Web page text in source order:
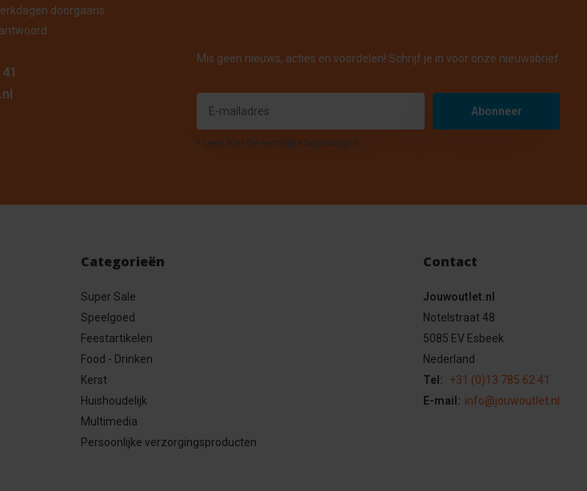
doorgaans
Mis geen nieuws, acties en voordelen! Schrijf je in voor onze nieuwsbrief
Abonneer
* Lees hier de wettelijke beperkingen
Categorieën
Super Sale
Speelgoed
Feestartikelen
Food - Drinken
Kerst
Huishoudelijk
Multimedia
Persoonlijke verzorgingsproducten
Contact
Jouwoutlet.nl
Notelstraat 48
5085 EV Esbeek
Nederland
Tel:
+31 (0)13 785 62 41
E-mail: info@jouwoutlet.nl